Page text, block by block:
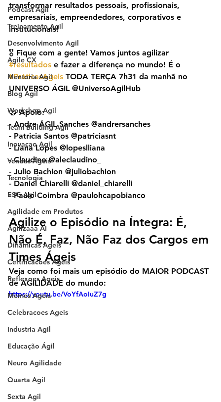
Podcast Agil
Treinamento Agil
Desenvolvimento Agil
Agile CX
Mentoria Agil
Blog Agil
Workshop Agil
Team Building Agil
Inovacao Agil
Vendas Ageis
Tecnologia
ESG Agil
Agilidade em Produtos
Agilizaaa AI
Dinamicas Ageis
Certificacoes Ageis
Reflexoes Ageis
Memes Ageis
Celebracoes Ageis
Industria Agil
Educação Ágil
Neuro Agilidade
Quarta Agil
Sexta Agil
transformar resultados pessoais, profissionais,
empresariais, empreendedores, corporativos e
institucionais!
🎖️ Fique com a gente! Vamos juntos agilizar
#resultados e fazer a diferença no mundo! É o
#PráticasAgeis TODA TERÇA 7h31 da manhã no
UNIVERSO ÁGIL @UniversoAgilHub
🤝 Apoio:
- Andre ÁGIL Sanches @andrersanches
- Patricia Santos @patriciasnt
- Liana Lopes @lopeslliana
- Claudino @aleclaudino_
- Julio Bachion @juliobachion
- Daniel Chiarelli @daniel_chiarelli
- Paulo Coimbra @paulohcapobianco
Agilize o Episódio na Íntegra: É,
Não É, Faz, Não Faz dos Cargos em
Times Ágeis
Veja como foi mais um episódio do MAIOR PODCAST
de AGILIDADE do mundo:
https://youtu.be/VoYfAoIuZ7g